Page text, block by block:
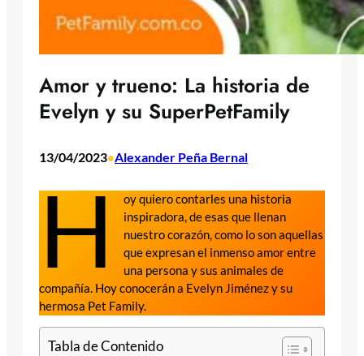
Amor y trueno: La historia de
Evelyn y su SuperPetFamily
13/04/2023•Alexander Peña Bernal
H
oy quiero contarles una historia
inspiradora, de esas que llenan
nuestro corazón, como lo son aquellas
que expresan el inmenso amor entre
una persona y sus animales de
compañía. Hoy conocerán a Evelyn Jiménez y su
hermosa Pet Family.
Tabla de Contenido